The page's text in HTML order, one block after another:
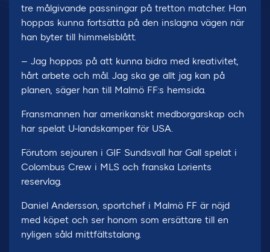
tre målgivande passningar på tretton matcher. Han
hoppas kunna fortsätta på den inslagna vägen när
han byter till himmelsblått.
– Jag hoppas på att kunna bidra med kreativitet,
hårt arbete och mål. Jag ska ge allt jag kan på
planen, säger han till Malmö FF:s hemsida.
Fransmannen har amerikanskt medborgarskap och
har spelat U-landskamper för USA.
Förutom sejouren i GIF Sundsvall har Gall spelat i
Colombus Crew i MLS och franska Lorients
reservlag.
Daniel Andersson, sportchef i Malmö FF är nöjd
med köpet och ser honom som ersättare till en
nyligen såld mittfältstalang.